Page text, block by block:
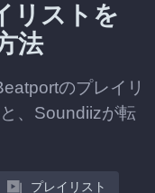
リストを
法
のプレイリ
、Soundiizが転
プレイリスト